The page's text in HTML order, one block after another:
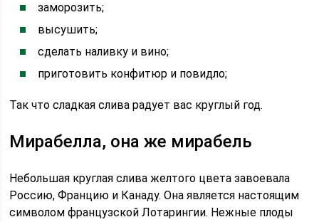
заморозить;
высушить;
сделать наливку и вино;
приготовить конфитюр и повидло;
Так что сладкая слива радует вас круглый год.
Мирабелла, она же мирабель
Небольшая круглая слива желтого цвета завоевала
Россию, Францию и Канаду. Она является настоящим
символом французской Лотарингии. Нежные плоды